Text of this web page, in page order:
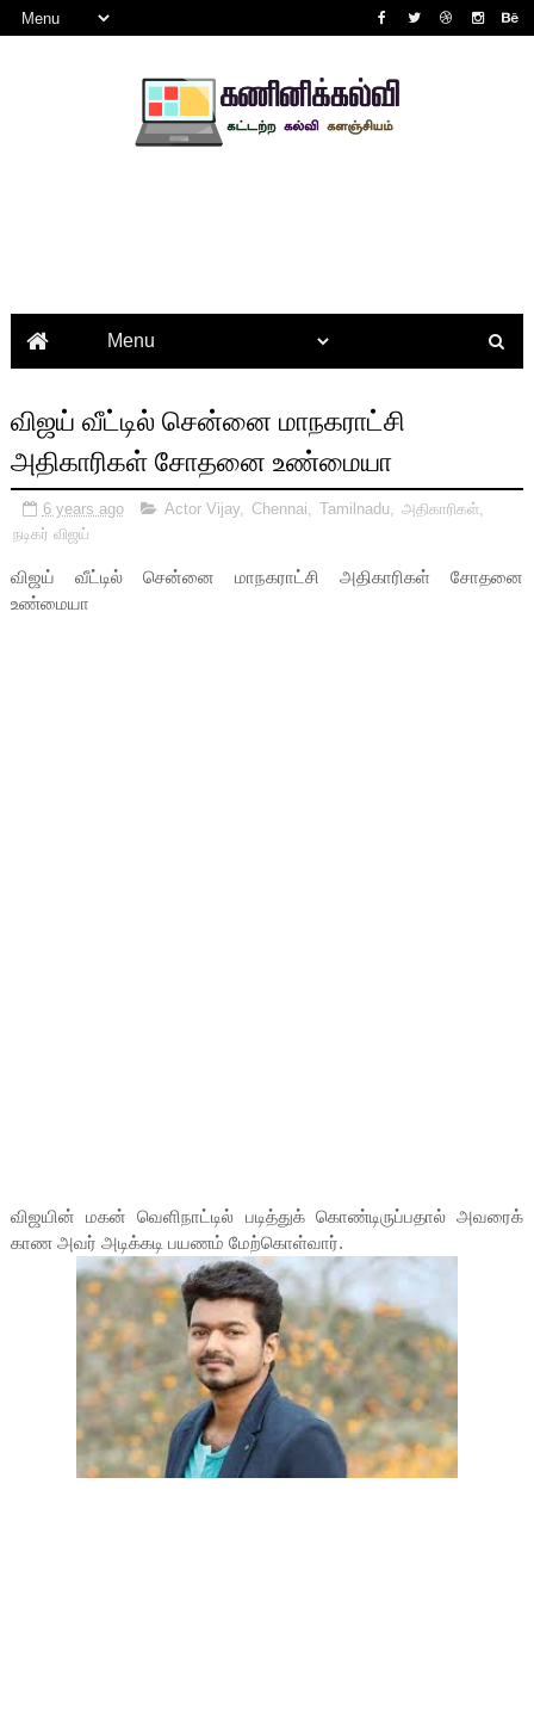
விஜய் வீட்டில் சென்னை மாநகராட்சி
அதிகாரிகள் சோதனை உண்மையா
6 years ago Actor Vijay, Chennai Tamilnadu அதிகாரிகள்
நடிகர் விஜய்
விஜய் வீட்டில் சென்னை மாநகராட்சி அதிகாரிகள் சோதனை
உண்மையா
விஜயின் மகன் வெளிநாட்டில் படித்துக் கொண்டிருப்பதால் அவரைக்
காண அவர் அடிக்கடி பயணம் மேற்கொள்வார்.